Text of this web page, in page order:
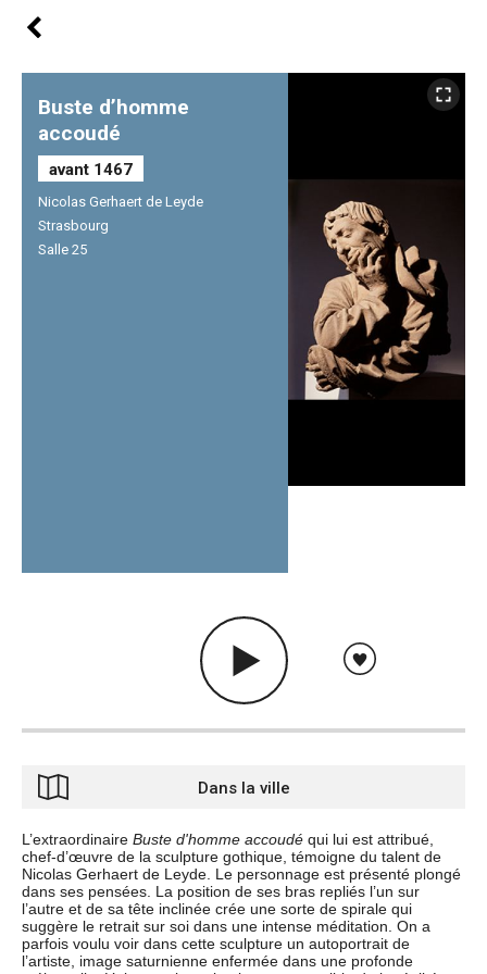
Buste d’homme
accoudé
avant 1467
Nicolas Gerhaert de Leyde
Strasbourg
Salle 25
Dans la ville
L’extraordinaire Buste d'homme accoudé qui lui est attribué,
chef-d’œuvre de la sculpture gothique, témoigne du talent de
Nicolas Gerhaert de Leyde. Le personnage est présenté plongé
dans ses pensées. La position de ses bras repliés l’un sur
l’autre et de sa tête inclinée crée une sorte de spirale qui
suggère le retrait sur soi dans une intense méditation. On a
parfois voulu voir dans cette sculpture un autoportrait de
l’artiste, image saturnienne enfermée dans une profonde